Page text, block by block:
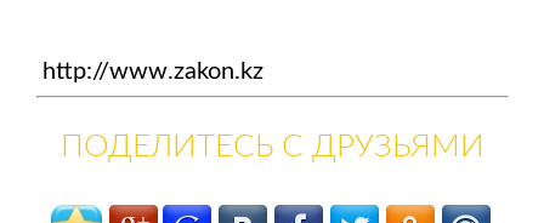
http://www.zakon.kz
ПОДЕЛИТЕСЬ С ДРУЗЬЯМИ